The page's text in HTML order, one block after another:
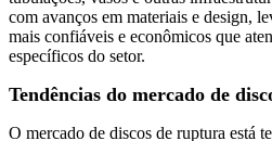
com avanços em materiais e design,
mais confiáveis ​​e econômicos que
específicos do setor.
Tendências do mercado de
O mercado de discos de ruptura está